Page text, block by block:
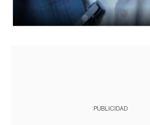
PUBLICIDAD